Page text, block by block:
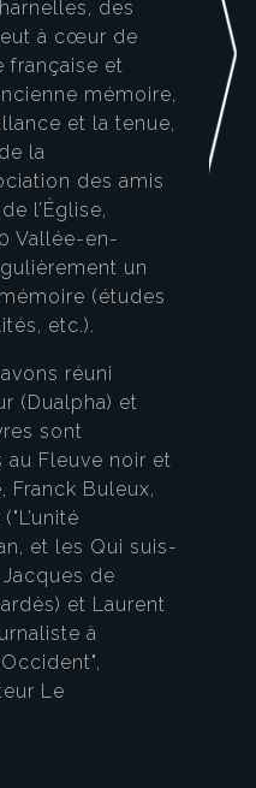
des
à cœur de
française et
mémoire,
et la tenue,
la
des amis
l’Église,
Vallée-en-
un
(études
etc.).
réuni
(Dualpha) et
sont
Fleuve noir et
Franck Buleux,
et les Qui suis-
de
et Laurent
à
Le